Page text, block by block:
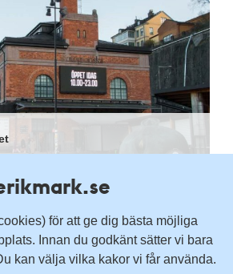
för att ge dig bästa möjliga
Innan du godkänt sätter vi bara
kan välja vilka kakor vi får använda.